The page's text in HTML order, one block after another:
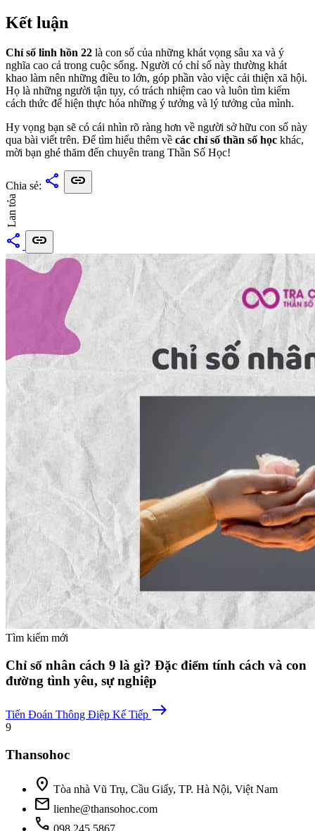
Kết luận
Chỉ số linh hồn 22 là con số của những khát vọng sâu xa và ý
nghĩa cao cả trong cuộc sống. Người có chỉ số này thường khát
khao làm nên những điều to lớn, góp phần vào việc cải thiện xã hội.
Họ là những người tận tụy, có trách nhiệm cao và luôn tìm kiếm
cách thức để hiện thực hóa những ý tưởng và lý tưởng của mình.
Hy vọng bạn sẽ có cái nhìn rõ ràng hơn về người sở hữu con số này
qua bài viết trên. Để tìm hiểu thêm về các chỉ số thần số học khác,
mời bạn ghé thăm đến chuyên trang Thần Số Học!
Chia sẻ: share link
Lan tỏa
share link
Tìm kiếm mới
Chỉ số nhân cách 9 là gì? Đặc điểm tính cách và con
đường tình yêu, sự nghiệp
Tiến Đoán Thông Điệp Kế Tiếp east
9
Thansohoc
location_on Tòa nhà Vũ Trụ, Cầu Giấy, TP. Hà Nội, Việt Nam
mail lienhe@thansohoc.com
phone 098.245.5867